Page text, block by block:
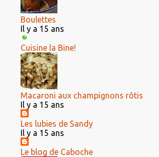
Boulettes
Il y a 15 ans
Cuisine la Bine!
Macaroni aux champignons rôtis
Il y a 15 ans
Les lubies de Sandy
Il y a 15 ans
Le blog de Caboche